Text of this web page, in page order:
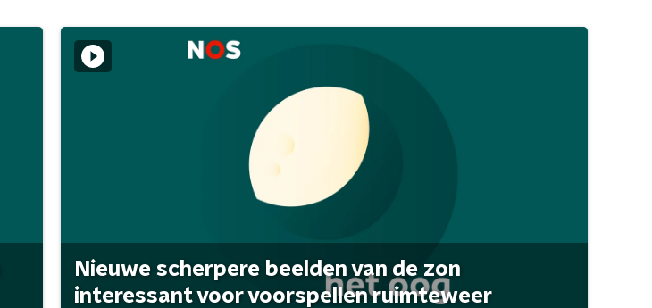
Nieuwe scherpere beelden van de zon
interessant voor voorspellen ruimteweer